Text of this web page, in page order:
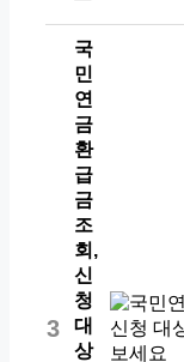
3
국
민
연
금
환
급
금
조
회,
신
청
대
상